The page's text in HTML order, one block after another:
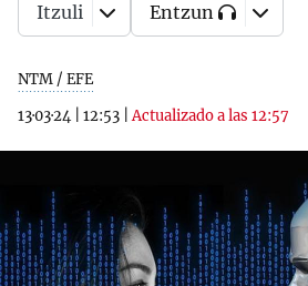
NTM / EFE
13·03·24
12:53 |Actualizado a las 12:57
Itzuli Entzun